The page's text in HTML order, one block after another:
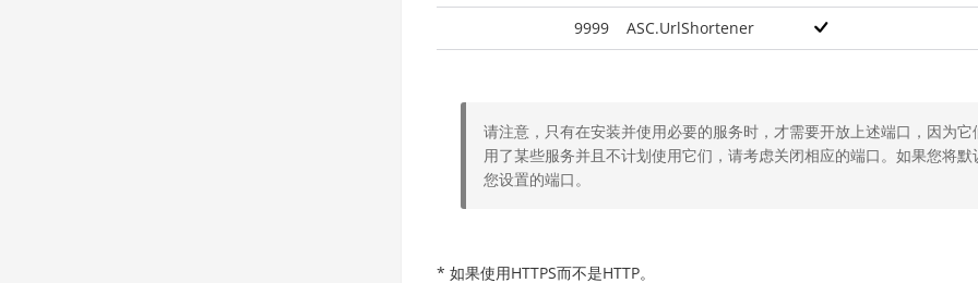
9999 ASC.UrlShortener
请注意，只有在安装并使用必要的服务时，才需要开放上述端口，因为
用了某些服务并且不计划使用它们，请考虑关闭相应的端口。如果您将
您设置的端口。
* 如果使用HTTPS而不是HTTP。